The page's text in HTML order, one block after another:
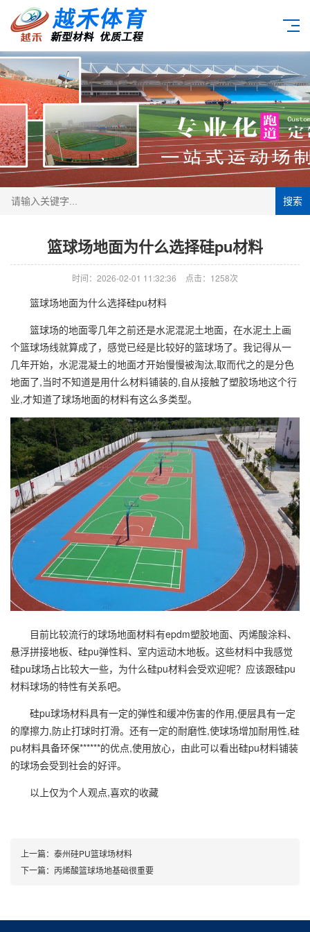
搜索
篮球场地面为什么选择硅pu材料
时间：2026-02-01 11:32:36 点击：1258次
篮球场地面为什么选择硅pu材料
篮球场的地面零几年之前还是水泥混泥土地面，在水泥土上画
个篮球场线就算成了，感觉已经是比较好的篮球场了。我记得从一
几年开始，水泥混凝土的地面才开始慢慢被淘汰,取而代之的是分色
地面了,当时不知道是用什么材料铺装的,自从接触了塑胶场地这个行
业,才知道了球场地面的材料有这么多类型。
目前比较流行的球场地面材料有epdm塑胶地面、丙烯酸涂料、
悬浮拼接地板、硅pu弹性料、室内运动木地板。这些材料中我感觉
硅pu球场占比较大一些，为什么硅pu材料会受欢迎呢？应该跟硅pu
材料球场的特性有关系吧。
硅pu球场材料具有一定的弹性和缓冲伤害的作用,便层具有一定
的摩擦力,防止打球时打滑。还有一定的耐磨性,使球场增加耐用性,硅
pu材料具备环保******的优点,使用放心，由此可以看出硅pu材料铺装
的球场会受到社会的好评。
以上仅为个人观点,喜欢的收藏
上一篇： 泰州硅PU篮球场材料
下一篇： 丙烯酸篮球场地基础很重要